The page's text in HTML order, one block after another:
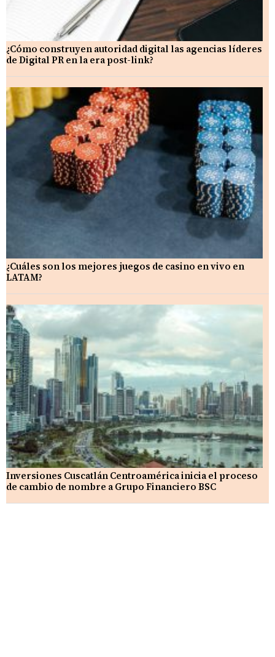
¿Cómo construyen autoridad digital las agencias líderes
de Digital PR en la era post-link?
¿Cuáles son los mejores juegos de casino en vivo en
LATAM?
Inversiones Cuscatlán Centroamérica inicia el proceso
de cambio de nombre a Grupo Financiero BSC